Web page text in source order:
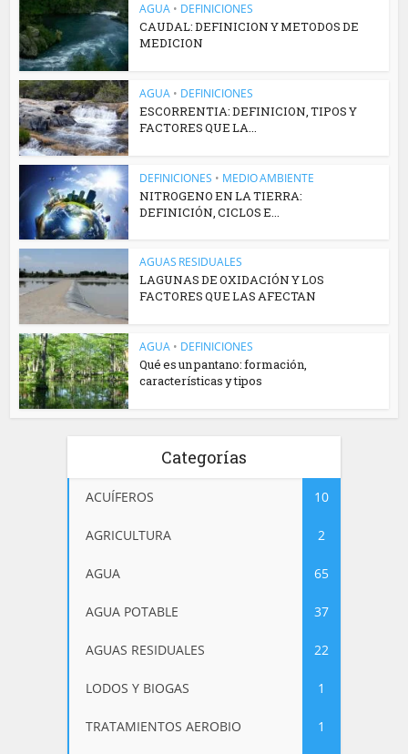
AGUA • DEFINICIONES
CAUDAL: DEFINICION Y METODOS DE
MEDICION
AGUA • DEFINICIONES
ESCORRENTIA: DEFINICION, TIPOS Y
FACTORES QUE LA...
DEFINICIONES • MEDIO AMBIENTE
NITROGENO EN LA TIERRA:
DEFINICIÓN, CICLOS E...
AGUAS RESIDUALES
LAGUNAS DE OXIDACIÓN Y LOS
FACTORES QUE LAS AFECTAN
AGUA • DEFINICIONES
Qué es un pantano: formación,
características y tipos
Categorías
ACUÍFEROS 10
AGRICULTURA 2
AGUA 65
AGUA POTABLE 37
AGUAS RESIDUALES 22
LODOS Y BIOGAS 1
TRATAMIENTOS AEROBIO 1